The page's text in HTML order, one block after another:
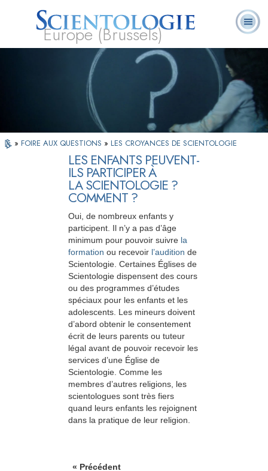
Europe (Brussels)
Qu’est-ce que la
Scientologie ?
Ministres
volontaires
Foire aux
questions
» FOIRE AUX QUESTIONS » LES CROYANCES DE SCIENTOLOGIE
LES ENFANTS PEUVENT-
ILS PARTICIPER À
LA SCIENTOLOGIE ?
COMMENT ?
Oui, de nombreux enfants y
participent. Il n’y a pas d’âge
minimum pour pouvoir suivre la
formation ou recevoir l’audition de
Scientologie. Certaines Églises de
Scientologie dispensent des cours
ou des programmes d’études
spéciaux pour les enfants et les
adolescents. Les mineurs doivent
d’abord obtenir le consentement
écrit de leurs parents ou tuteur
légal avant de pouvoir recevoir les
services d’une Église de
Scientologie. Comme les
membres d’autres religions, les
scientologues sont très fiers
quand leurs enfants les rejoignent
dans la pratique de leur religion.
« Précédent